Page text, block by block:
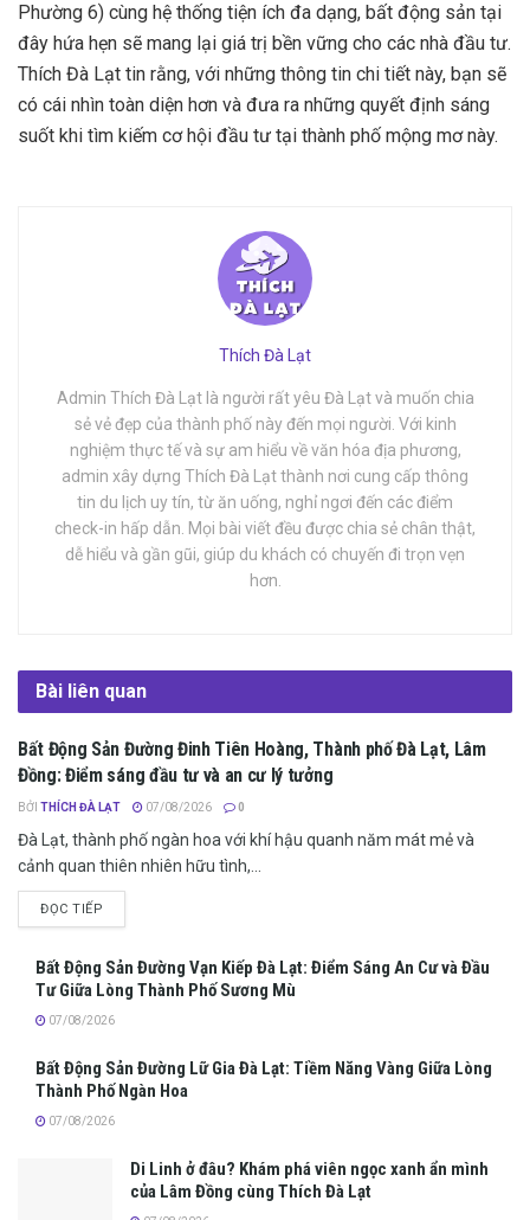
Phường 6) cùng hệ thống tiện ích đa dạng, bất động sản tại
đây hứa hẹn sẽ mang lại giá trị bền vững cho các nhà đầu tư.
Thích Đà Lạt tin rằng, với những thông tin chi tiết này, bạn sẽ
có cái nhìn toàn diện hơn và đưa ra những quyết định sáng
suốt khi tìm kiếm cơ hội đầu tư tại thành phố mộng mơ này.
Thích Đà Lạt
Admin Thích Đà Lạt là người rất yêu Đà Lạt và muốn chia
sẻ vẻ đẹp của thành phố này đến mọi người. Với kinh
nghiệm thực tế và sự am hiểu về văn hóa địa phương,
admin xây dựng Thích Đà Lạt thành nơi cung cấp thông
tin du lịch uy tín, từ ăn uống, nghỉ ngơi đến các điểm
check-in hấp dẫn. Mọi bài viết đều được chia sẻ chân thật,
dễ hiểu và gần gũi, giúp du khách có chuyến đi trọn vẹn
hơn.
Bài liên quan
TIN TỨC ĐÀ LẠT
Bất Động Sản Đường Đinh Tiên Hoàng, Thành phố Đà Lạt, Lâm
Đồng: Điểm sáng đầu tư và an cư lý tưởng
BỞI THÍCH ĐÀ LẠT 07/08/2026 0
Đà Lạt, thành phố ngàn hoa với khí hậu quanh năm mát mẻ và
cảnh quan thiên nhiên hữu tình,...
ĐỌC TIẾP
Bất Động Sản Đường Vạn Kiếp Đà Lạt: Điểm Sáng An Cư và Đầu
Tư Giữa Lòng Thành Phố Sương Mù
07/08/2026
Bất Động Sản Đường Lữ Gia Đà Lạt: Tiềm Năng Vàng Giữa Lòng
Thành Phố Ngàn Hoa
07/08/2026
Di Linh ở đâu? Khám phá viên ngọc xanh ẩn mình
của Lâm Đồng cùng Thích Đà Lạt